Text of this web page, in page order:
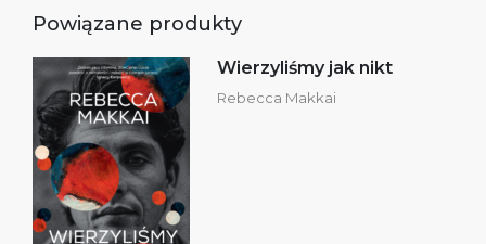
Powiązane produkty
Wierzyliśmy jak nikt
Rebecca Makkai